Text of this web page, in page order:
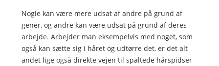
Nogle kan være mere udsat af andre på grund af
gener, og andre kan være udsat på grund af deres
arbejde. Arbejder man eksempelvis med noget, som
også kan sætte sig i håret og udtørre det, er det alt
andet lige også direkte vejen til spaltede hårspidser